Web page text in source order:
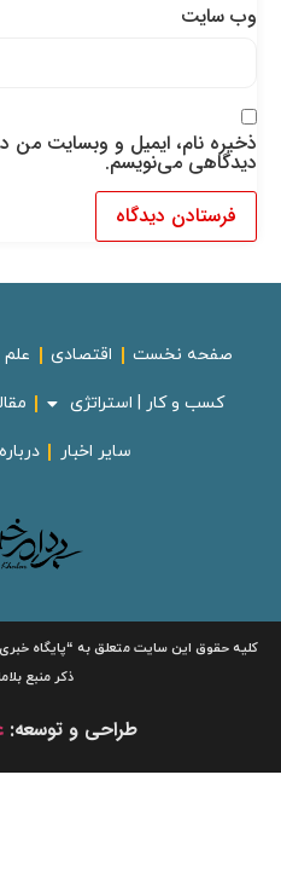
وب‌ سایت
ذخیره نام، ایمیل و وبسایت من در
دیدگاهی می‌نویسم.
صفحه نخست اقتصادی علم و
کسب و کار | استراتژی
سایر اخبار درباره ما
کلیه حقوق این سایت متعلق به“پایگاه خبری
ذکر منبع
طراحی و توسعه: